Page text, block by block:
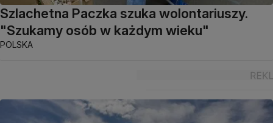
Szlachetna Paczka szuka wolontariuszy.
"Szukamy osób w każdym wieku"
POLSKA